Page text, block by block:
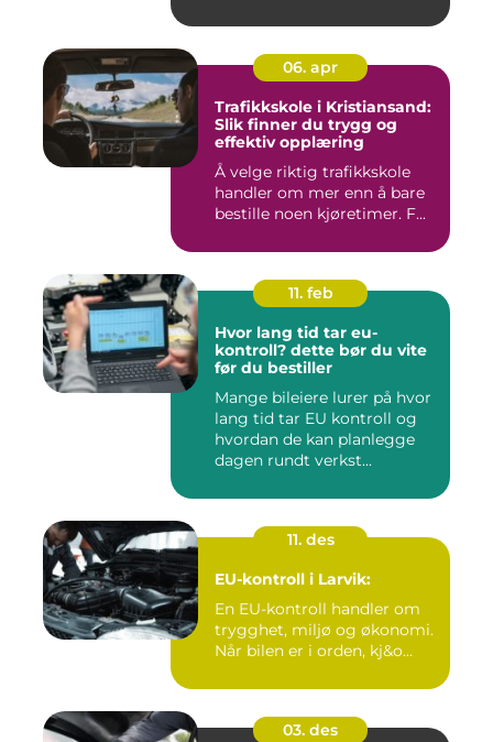
06. apr
Trafikkskole i Kristiansand:
Slik finner du trygg og
effektiv opplæring
Å velge riktig trafikkskole
handler om mer enn å bare
bestille noen kjøretimer. F...
11. feb
Hvor lang tid tar eu-
kontroll? dette bør du vite
før du bestiller
Mange bileiere lurer på hvor
lang tid tar EU kontroll og
hvordan de kan planlegge
dagen rundt verkst...
11. des
EU-kontroll i Larvik:
En EU-kontroll handler om
trygghet, miljø og økonomi.
Når bilen er i orden, kj&o...
03. des